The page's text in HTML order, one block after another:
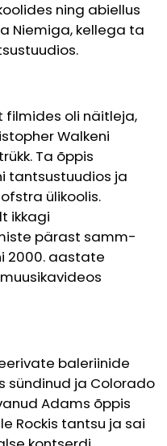
ning abiellus
Niemiga, kellega ta
filmides oli näitleja,
Walkeni
Ta õppis
tantsustuudios ja
ülikoolis.
ikkagi
pärast samm-
2000. aastate
baleriinide
sündinud ja Colorado
Adams õppis
Rockis tantsu ja sai